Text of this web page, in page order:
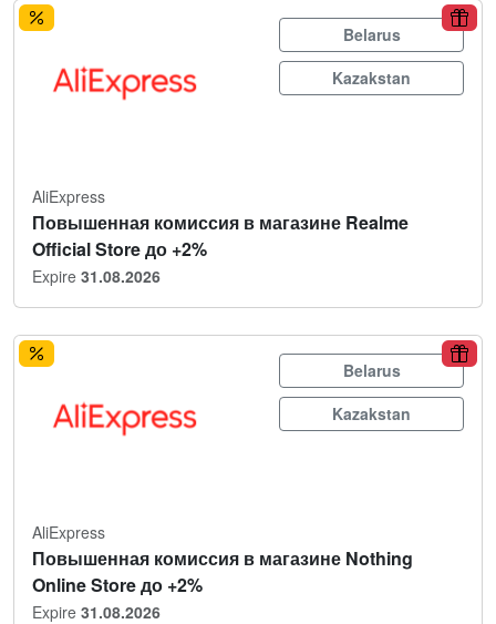
Belarus
Kazakstan
AliExpress
Повышенная комиссия в магазине Realme
Official Store до +2%
Expire 31.08.2026
Belarus
Kazakstan
AliExpress
Повышенная комиссия в магазине Nothing
Online Store до +2%
Expire 31.08.2026